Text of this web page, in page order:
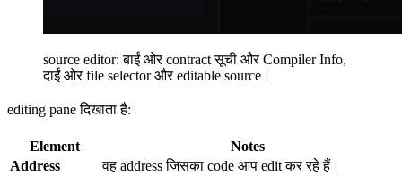
source editor: बाईं ओर contract सूची और Compiler Info,
दाईं ओर file selector और editable source।
editing pane दिखाता है:
Element
Notes
Address
वह address जिसका code आप edit कर रहे हैं।